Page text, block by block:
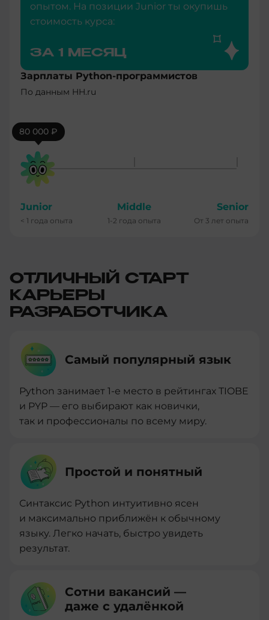
опытом. На позиции Junior ты окупишь
стоимость курса:
ЗА 1 МЕСЯЦ
Зарплаты Python-программистов
По данным HH.ru
80 000 ₽
Junior
< 1 года опыта
Middle
1-2 года опыта
Senior
От 3 лет опыта
ОТЛИЧНЫЙ СТАРТ
КАРЬЕРЫ
РАЗРАБОТЧИКА
Самый популярный язык
Python занимает 1-е место в рейтингах TIOBE
и PYP — его выбирают как новички,
так и профессионалы по всему миру.
Простой и понятный
Синтаксис Python интуитивно ясен
и максимально приближён к обычному
языку. Легко начать, быстро увидеть
результат.
Сотни вакансий —
даже с удалёнкой